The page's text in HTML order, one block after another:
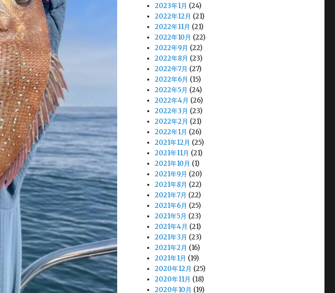
2023年1月 (24)
2022年12月 (21)
2022年11月 (21)
2022年10月 (22)
2022年9月 (22)
2022年8月 (23)
2022年7月 (27)
2022年6月 (15)
2022年5月 (24)
2022年4月 (26)
2022年3月 (23)
2022年2月 (21)
2022年1月 (26)
2021年12月 (25)
2021年11月 (21)
2021年10月 (1)
2021年9月 (20)
2021年8月 (22)
2021年7月 (22)
2021年6月 (25)
2021年5月 (23)
2021年4月 (21)
2021年3月 (23)
2021年2月 (16)
2021年1月 (19)
2020年12月 (25)
2020年11月 (18)
2020年10月 (19)